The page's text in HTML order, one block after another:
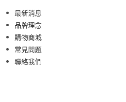
最新消息
品牌理念
購物商城
常見問題
聯絡我們